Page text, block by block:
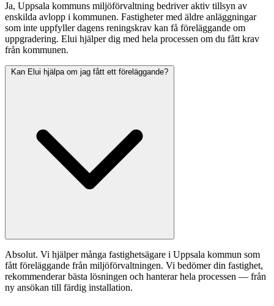
Ja, Uppsala kommuns miljöförvaltning bedriver aktiv tillsyn av
enskilda avlopp i kommunen. Fastigheter med äldre anläggningar
som inte uppfyller dagens reningskrav kan få föreläggande om
uppgradering. Elui hjälper dig med hela processen om du fått krav
från kommunen.
Kan Elui hjälpa om jag fått ett föreläggande?
Absolut. Vi hjälper många fastighetsägare i Uppsala kommun som
fått föreläggande från miljöförvaltningen. Vi bedömer din fastighet,
rekommenderar bästa lösningen och hanterar hela processen — från
ny ansökan till färdig installation.